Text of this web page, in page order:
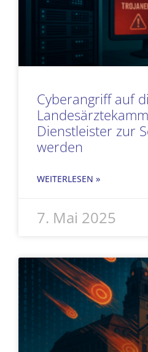
Cyberangriff auf
Dienstleister zur
werden
WEITERLESEN »
7. Mai 2025